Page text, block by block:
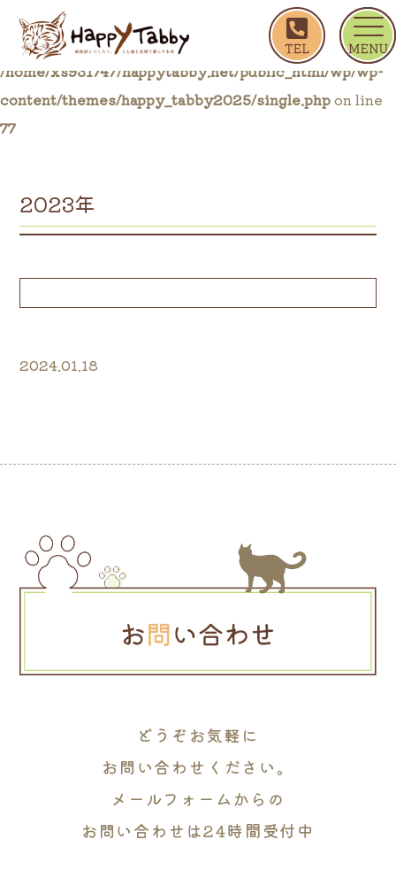
ホーム
Warning: Trying to access array offset on false in
/home/xs931747/happytabby.net/public_html/wp/wp-
content/themes/happy_tabby2025/single.phpon line
77
2023年
2024.01.18
どうぞお気軽に
お問い合わせください。
メールフォームからの
お問い合わせは24時間受付中